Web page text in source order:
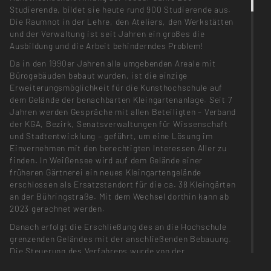
Studierende, bildet sie heute rund 900 Studierende aus.
Die Raumnot in der Lehre, den Ateliers, den Werkstätten
und der Verwaltung ist seit Jahren ein großes die
Ausbildung und die Arbeit behinderndes Problem!
Da in den 1990er Jahren alle umgebenden Areale mit
Bürogebäuden bebaut wurden, ist die einzige
Erweiterungsmöglichkeit für die Kunsthochschule auf
dem Gelände der benachbarten Kleingartenanlage. Seit 7
Jahren werden Gespräche mit allen Beteiligten – Verband
der KGA, Bezirk, Senatsverwaltungen für Wissenschaft
und Stadtentwicklung – geführt, um eine Lösung im
Einvernehmen mit den berechtigten Interessen Aller zu
finden. In Weißensee wird auf dem Gelände einer
früheren Gärtnerei ein neues Kleingartengelände
erschlossen als Ersatzstandort für die ca. 38 Kleingärten
an der Bühringstraße. Mit dem Wechsel dorthin kann ab
2023 gerechnet werden.
Danach erfolgt die Erschließung des an die Hochschule
grenzenden Geländes mit der anschließenden Bebauung.
Die Steuerung des Verfahrens wurde von der